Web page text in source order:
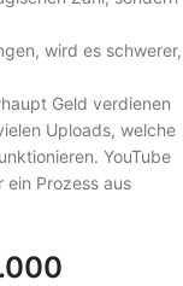
wird es schwerer,
Geld verdienen
Uploads, welche
YouTube
ein Prozess aus